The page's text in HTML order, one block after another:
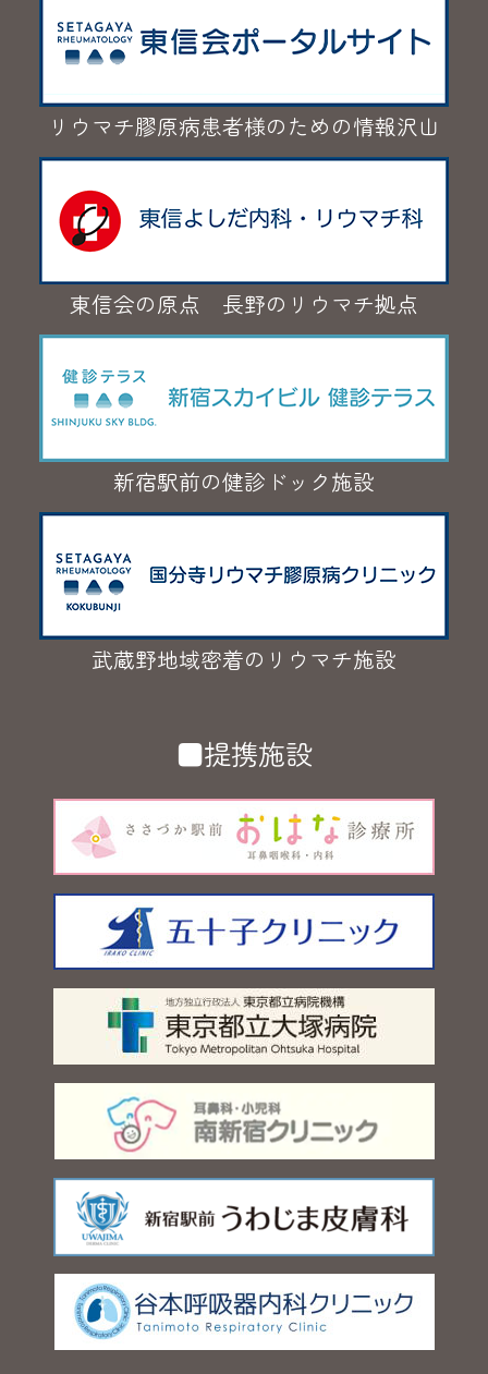
リウマチ膠原病患者様のための情報沢山
東信会の原点 長野のリウマチ拠点
新宿駅前の健診ドック施設
武蔵野地域密着のリウマチ施設
■提携施設